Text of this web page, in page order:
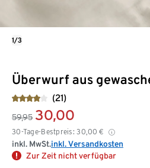
Überwurf aus
(21)
59,95 30,00
30-Tage-Bestpreis: 30,00 €
inkl. MwSt.inkl. Versandkosten
Zur Zeit nicht verfügbar
1/3